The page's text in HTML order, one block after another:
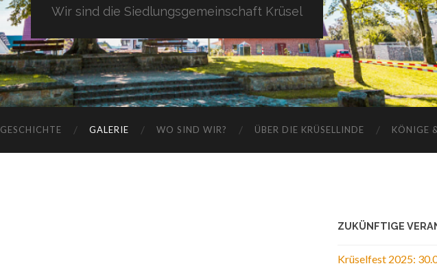
Wir sind die Siedlungsgemeinschaft Krüsel
GESCHICHTE GALERIE WO SIND WIR? ÜBER DIE KRÜSELLINDE KÖNIGE
ZUKÜNFTIGE
Krüselfest 2025: